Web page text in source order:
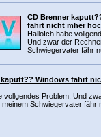
CD Brenner
fährt nicht mher
HalloIch habe
Und zwar der
Schwiegervater fähr
kaputt?? Windows fährt
vollgendes Problem. Und
Schwiegervater fähr